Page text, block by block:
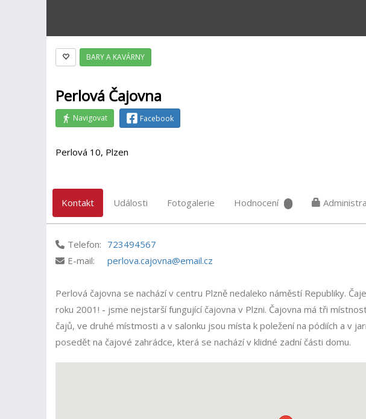
BARY A KAVÁRNY
Perlová Čajovna
Navigovat Facebook
Perlová 10, Plzen
Kontakt Události Fotogalerie Hodnocení
Telefon: 723494567
E-mail:
perlova.cajovna@email.cz
Perlová čajovna se nachází v centru Plzně nedaleko náměstí Republiky.
roku 2001! - jsme nejstarší fungující čajovna v Plzni. Čajovna má tři
čajů, ve druhé místmosti a v salonku jsou místa k poležení na pódiích a v
posedět na čajové zahrádce, která se nachází v klidné zadní části domu.